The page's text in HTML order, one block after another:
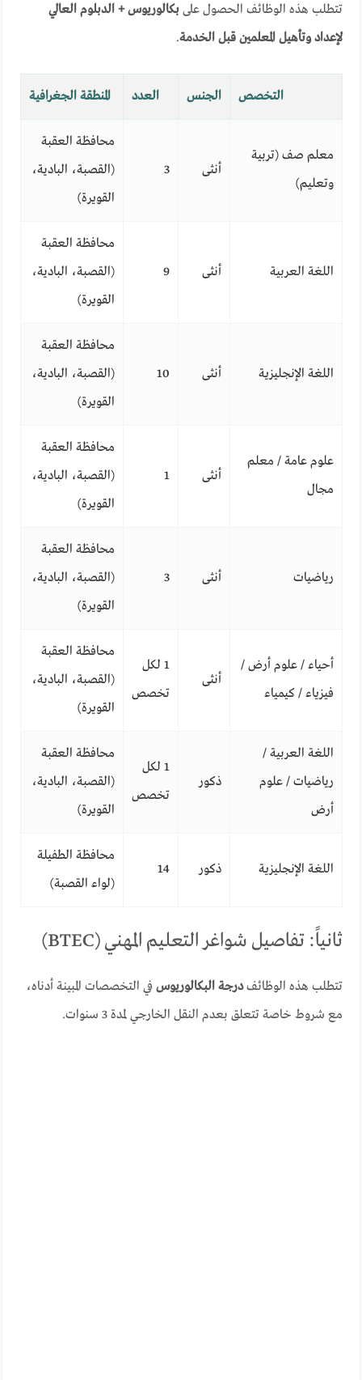
تتطلب هذه الوظائف الحصول علىبكالوريوس + الدبلوم العالي
لإعداد وتأهيل المعلمين قبل الخدمة.
التخصص الجنس العدد المنطقة الجغرافية
معلم صف (تربية
وتعليم)
أنثى 3
محافظة العقبة
(القصبة، البادية،
القويرة)
اللغة العربية أنثى 9
محافظة العقبة
(القصبة، البادية،
القويرة)
اللغة الإنجليزية أنثى 10
محافظة العقبة
(القصبة، البادية،
القويرة)
علوم عامة / معلم
مجال
أنثى 1
محافظة العقبة
(القصبة، البادية،
القويرة)
رياضيات أنثى 3
محافظة العقبة
(القصبة، البادية،
القويرة)
أحياء / علوم أرض /
فيزياء / كيمياء
أنثى
1 لكل
تخصص
محافظة العقبة
(القصبة، البادية،
القويرة)
اللغة العربية /
رياضيات / علوم
أرض
ذكور
1 لكل
تخصص
محافظة العقبة
(القصبة، البادية،
القويرة)
اللغة الإنجليزية ذكور 14
محافظة الطفيلة
(لواء القصبة)
ثانياً: تفاصيل شواغر التعليم المهني (BTEC)
تتطلب هذه الوظائفدرجة البكالوريوس في التخصصات المبينة أدناه،
مع شروط خاصة تتعلق بعدم النقل الخارجي لمدة 3 سنوات.